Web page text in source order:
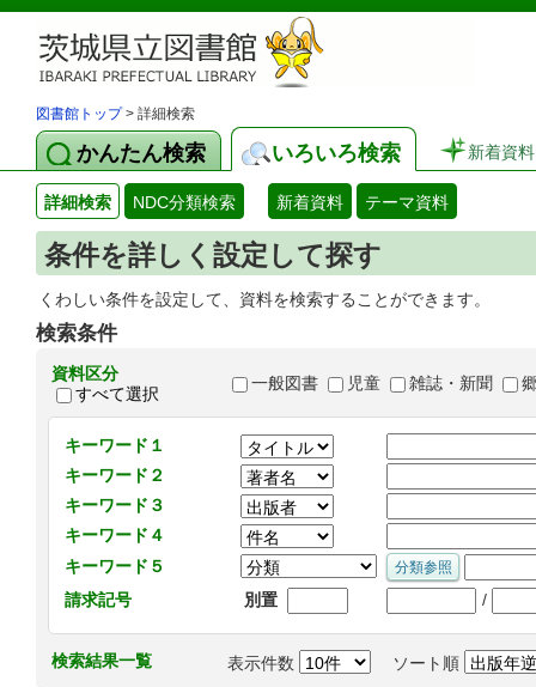
図書館トップ> 詳細検索
かんたん検索 いろいろ検索 新着資料
詳細検索 NDC分類検索 新着資料 テーマ資料
条件を詳しく設定して探す
くわしい条件を設定して、資料を検索することができます。
検索条件
資料区分
すべて選択
一般図書 児童 雑誌・新聞
キーワード１
キーワード２
キーワード３
キーワード４
キーワード５
請求記号
別置 /
検索結果一覧 表示件数 ソート順